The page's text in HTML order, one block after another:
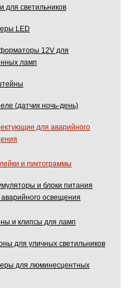
для светильников
LED
12V для
ламп
(датчик ночь-день)
для аварийного
и пиктограммы
и блоки питания
освещения
и клипсы для ламп
для уличных светильников
для люминесцентных